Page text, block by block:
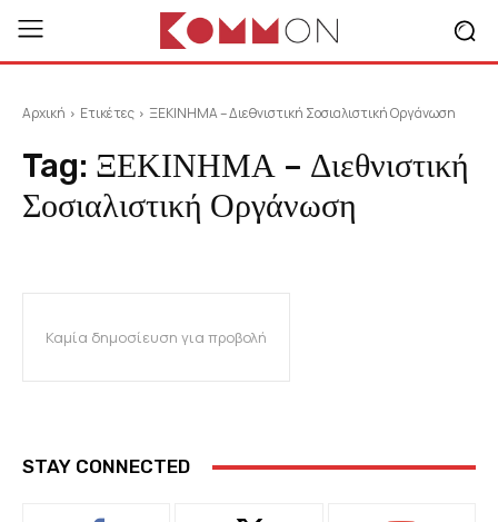
Αρχική Ετικέτες ΞΕΚΙΝΗΜΑ – Διεθνιστική Σοσιαλιστική Οργάνωση
Tag: ΞΕΚΙΝΗΜΑ – Διεθνιστική
Σοσιαλιστική Οργάνωση
Καμία δημοσίευση για προβολή
STAY CONNECTED